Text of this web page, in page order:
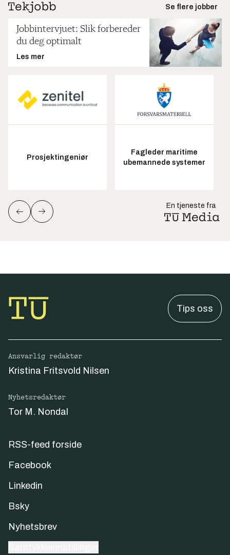
Se flere jobber
Jobbintervjuet: Slik forbereder
du deg optimalt
Les mer
Prosjektingeniør
Fagleder maritime
ubemannede systemer
En tjeneste fra
Tips oss
Ansvarlig redaktør
Kristina Fritsvold Nilsen
Nyhetsredaktør
Tor M. Nondal
RSS-feed forside
Facebook
Linkedin
Bsky
Nyhetsbrev